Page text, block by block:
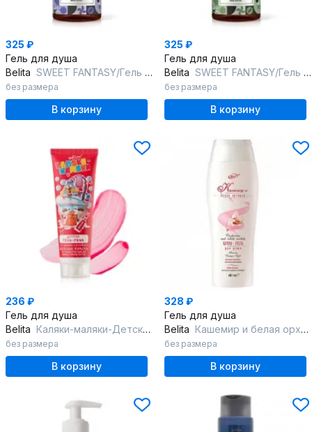
325 ₽
Гель для душа
Belita SWEET FANTASY/Гель для душа "Карамельный раф"
без размера
В корзину
325 ₽
Гель для душа
Belita SWEET FANTASY/Гель для душа "Латте нутелла"
без размера
В корзину
236 ₽
Гель для душа
Belita Каляки-маляки-Детская гель-пена КРАСНАЯ д/купания и рисования "Веселые
без размера
В корзину
328 ₽
Гель для душа
Belita Кашемир и белая орхидея-Крем-гель для душа
без размера
В корзину